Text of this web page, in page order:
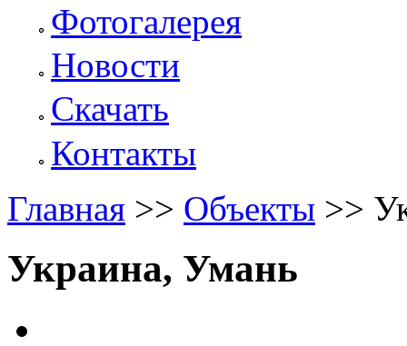
Фотогалерея
Новости
Скачать
Контакты
Главная >> Объекты >>
Украина, Умань